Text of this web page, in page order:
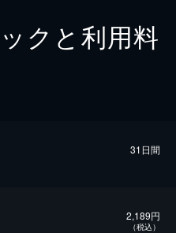
クと利用料
31日間
2,189円
（税込）